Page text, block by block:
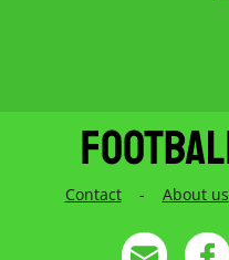
Contact - About us